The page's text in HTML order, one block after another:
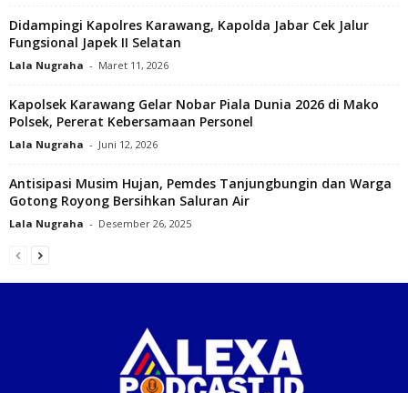
Didampingi Kapolres Karawang, Kapolda Jabar Cek Jalur
Fungsional Japek II Selatan
Lala Nugraha - Maret 11, 2026
Kapolsek Karawang Gelar Nobar Piala Dunia 2026 di Mako
Polsek, Pererat Kebersamaan Personel
Lala Nugraha - Juni 12, 2026
Antisipasi Musim Hujan, Pemdes Tanjungbungin dan Warga
Gotong Royong Bersihkan Saluran Air
Lala Nugraha - Desember 26, 2025